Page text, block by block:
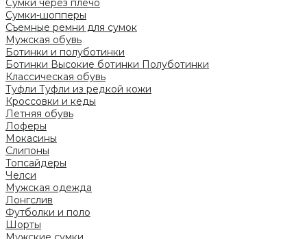
Сумки через плечо
Сумки-шопперы
Съемные ремни для сумок
Мужская обувь
Ботинки и полуботинки
Ботинки Высокие ботинки Полуботинки
Классическая обувь
Туфли Туфли из редкой кожи
Кроссовки и кеды
Летняя обувь
Лоферы
Мокасины
Слипоны
Топсайдеры
Челси
Мужская одежда
Лонгслив
Футболки и поло
Шорты